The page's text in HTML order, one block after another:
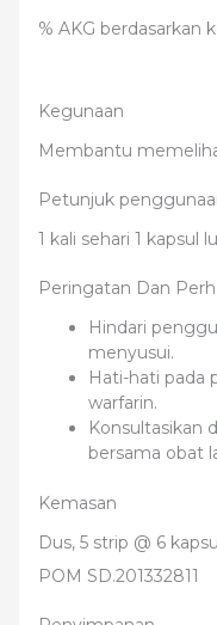
% AKG berdasarkan
Kegunaan
Membantu
Petunjuk
1 kali sehari 1 kapsul
Peringatan Dan
Hindari
menyusui.
Hati-hati pada
warfarin.
Konsultasikan
bersama obat
Kemasan
Dus, 5 strip @ 6
POM SD.201332811